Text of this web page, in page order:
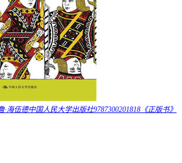
海伍德中国人民大学出版社9787300201818《正版书》